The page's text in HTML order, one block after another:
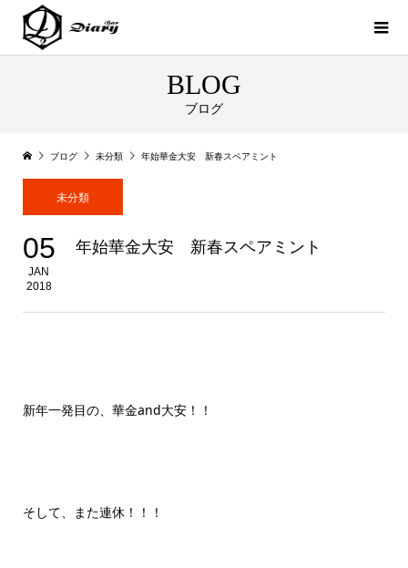
BLOG
ブログ
ブログ 未分類 年始華金大安 新春スペアミント
未分類
05
JAN
2018
年始華金大安 新春スペアミント
新年一発目の、華金and大安！！
そして、また連休！！！